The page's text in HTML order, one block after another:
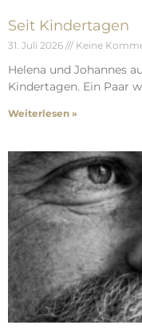
Seit Kindertagen
31. Juli 2026 Keine
Helena und Johannes
Kindertagen. Ein Paar
Weiterlesen »